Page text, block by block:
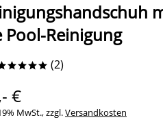
Pool-Reinigung
(2)
€
MwSt., zzgl.Versandkosten